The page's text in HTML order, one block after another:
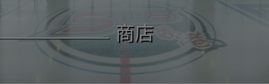
商店